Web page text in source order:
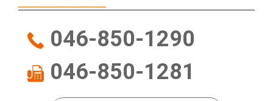
046-850-1290
046-850-1281